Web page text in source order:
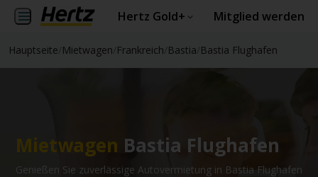
Hertz Gold+ Mitglied werden
Hauptseite Mietwagen Frankreich Bastia Bastia Flughafen
Mietwagen Bastia Flughafen
Genießen Sie zuverlässige Autovermietung in Bastia Flughafen